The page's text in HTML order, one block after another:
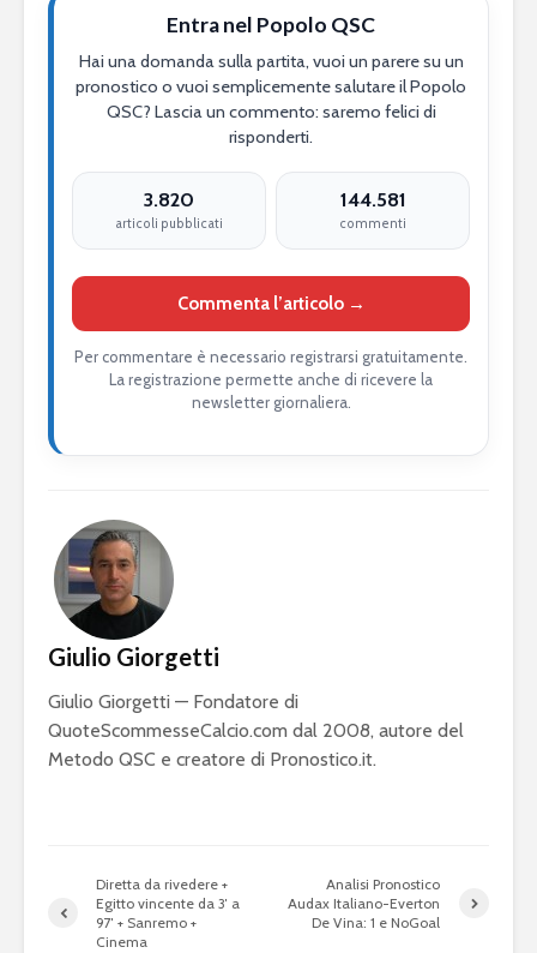
Entra nel Popolo QSC
Hai una domanda sulla partita, vuoi un parere su un
pronostico o vuoi semplicemente salutare il Popolo
QSC? Lascia un commento: saremo felici di
risponderti.
3.820
articoli pubblicati
144.581
commenti
Commenta l’articolo →
Per commentare è necessario registrarsi gratuitamente.
La registrazione permette anche di ricevere la
newsletter giornaliera.
Giulio Giorgetti
Giulio Giorgetti — Fondatore di
QuoteScommesseCalcio.com dal 2008, autore del
Metodo QSC e creatore di Pronostico.it.
Diretta da rivedere +
Egitto vincente da 3′ a
97′ + Sanremo +
Cinema
Analisi Pronostico
Audax Italiano-Everton
De Vina: 1 e NoGoal